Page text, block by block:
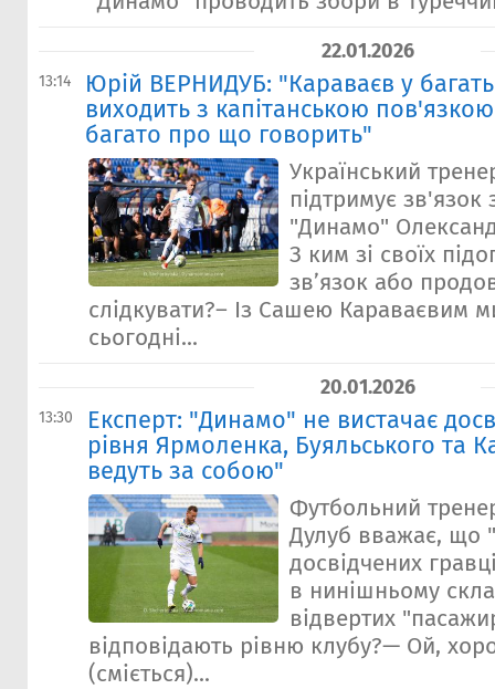
22.01.2026
13:14
Юрій ВЕРНИДУБ: "Караваєв у
виходить з капітанською
багато про що говорить"
Український
підтримує зв'язок
"Динамо"
З ким зі своїх
зв’язок або
слідкувати?– Із Сашею Караваєвим
сьогодні...
20.01.2026
13:30
Експерт: "Динамо" не вистачає
рівня Ярмоленка, Буяльського та
ведуть за собою"
Футбольний
Дулуб вважає, що
досвідчених
в нинішньому
відвертих
відповідають рівню клубу?— Ой,
(сміється)...